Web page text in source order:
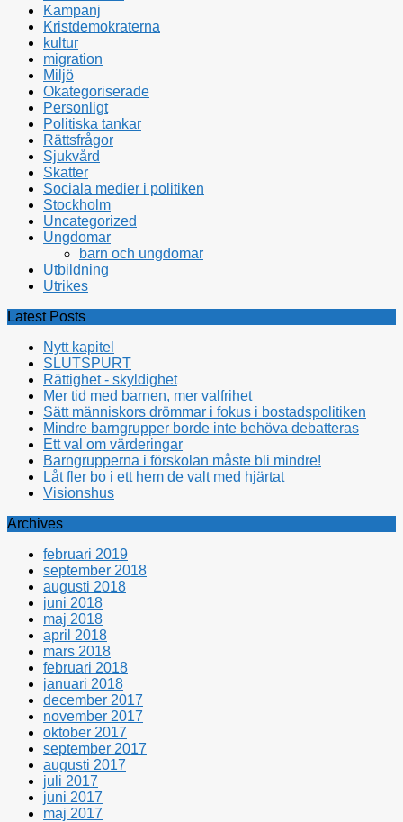
Kampanj
Kristdemokraterna
kultur
migration
Miljö
Okategoriserade
Personligt
Politiska tankar
Rättsfrågor
Sjukvård
Skatter
Sociala medier i politiken
Stockholm
Uncategorized
Ungdomar
barn och ungdomar
Utbildning
Utrikes
Latest Posts
Nytt kapitel
SLUTSPURT
Rättighet - skyldighet
Mer tid med barnen, mer valfrihet
Sätt människors drömmar i fokus i bostadspolitiken
Mindre barngrupper borde inte behöva debatteras
Ett val om värderingar
Barngrupperna i förskolan måste bli mindre!
Låt fler bo i ett hem de valt med hjärtat
Visionshus
Archives
februari 2019
september 2018
augusti 2018
juni 2018
maj 2018
april 2018
mars 2018
februari 2018
januari 2018
december 2017
november 2017
oktober 2017
september 2017
augusti 2017
juli 2017
juni 2017
maj 2017